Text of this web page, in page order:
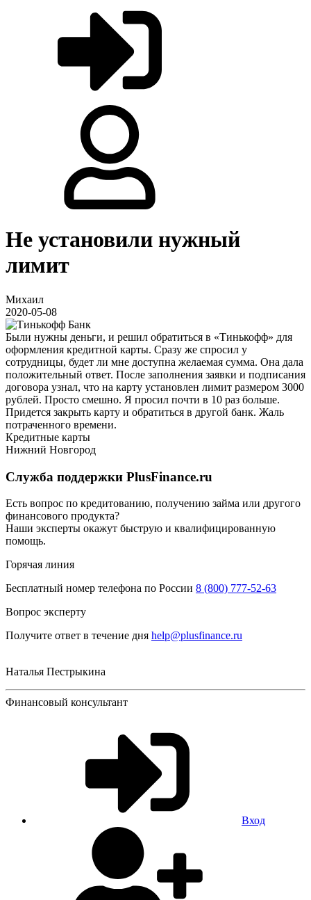
Не установили нужный
лимит
Михаил
2020-05-08
Были нужны деньги, и решил обратиться в «Тинькофф» для
оформления кредитной карты. Сразу же спросил у
сотрудницы, будет ли мне доступна желаемая сумма. Она дала
положительный ответ. После заполнения заявки и подписания
договора узнал, что на карту установлен лимит размером 3000
рублей. Просто смешно. Я просил почти в 10 раз больше.
Придется закрыть карту и обратиться в другой банк. Жаль
потраченного времени.
Кредитные карты
Нижний Новгород
Служба поддержки PlusFinance.ru
Есть вопрос по кредитованию, получению займа или другого
финансового продукта?
Наши эксперты окажут быструю и квалифицированную
помощь.
Горячая линия
Бесплатный номер телефона по России 8 (800) 777-52-63
Вопрос эксперту
Получите ответ в течение дня help@plusfinance.ru
Наталья Пестрыкина
Финансовый консультант
Вход